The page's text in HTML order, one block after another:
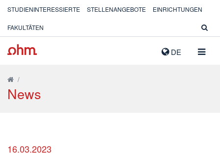
DE
STUDIENINTERESSIERTE STELLENANGEBOTE EINRICHTUNGEN
FAKULTÄTEN
/
News
16.03.2023